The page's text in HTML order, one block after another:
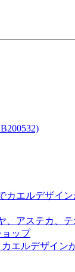
カエルデザイ
アステカ、テ
ップ
エルデザイン